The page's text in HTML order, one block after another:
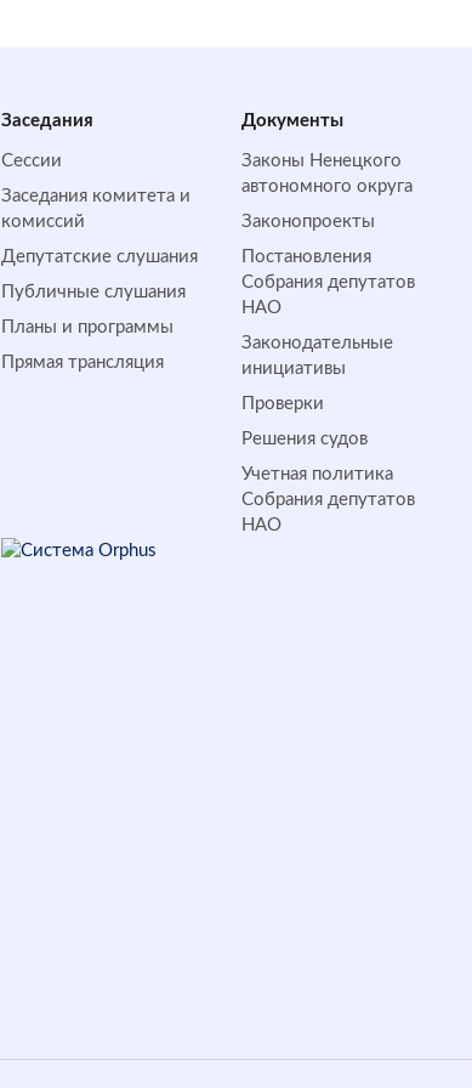
Заседания
Сессии
Заседания комитета и
комиссий
Депутатские слушания
Публичные слушания
Планы и программы
Прямая трансляция
Документы
Законы Ненецкого
автономного округа
Законопроекты
Постановления
Собрания депутатов
НАО
Законодательные
инициативы
Проверки
Решения судов
Учетная политика
Собрания депутатов
НАО